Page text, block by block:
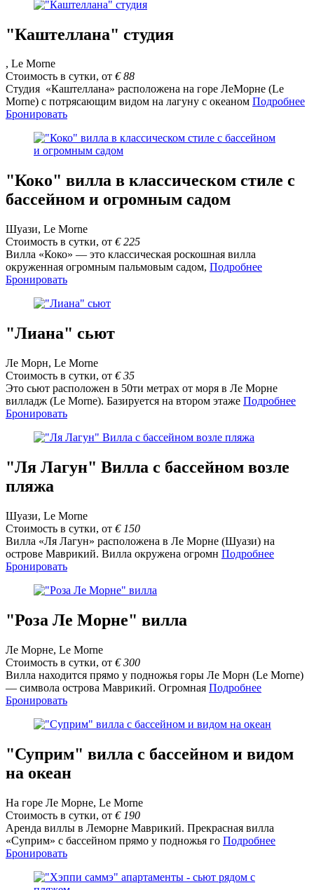
"Каштеллана" студия
, Le Morne
Стоимость в сутки, от € 88
Студия «Каштеллана» расположена на горе ЛеМорне (Le
Morne) с потрясающим видом на лагуну с океаном Подробнее
Бронировать
"Коко" вилла в классическом стиле с
бассейном и огромным садом
Шуази, Le Morne
Стоимость в сутки, от € 225
Вилла «Коко» — это классическая роскошная вилла
окруженная огромным пальмовым садом, Подробнее
Бронировать
"Лиана" сьют
Ле Морн, Le Morne
Стоимость в сутки, от € 35
Это сьют расположен в 50ти метрах от моря в Ле Морне
вилладж (Le Morne). Базируется на втором этаже Подробнее
Бронировать
"Ля Лагун" Вилла с бассейном возле
пляжа
Шуази, Le Morne
Стоимость в сутки, от € 150
Вилла «Ля Лагун» расположена в Ле Морне (Шуази) на
острове Маврикий. Вилла окружена огромн Подробнее
Бронировать
"Роза Ле Морне" вилла
Ле Морне, Le Morne
Стоимость в сутки, от € 300
Вилла находится прямо у подножья горы Ле Морн (Le Morne)
— символа острова Маврикий. Огромная Подробнее
Бронировать
"Суприм" вилла с бассейном и видом
на океан
На горе Ле Морне, Le Morne
Стоимость в сутки, от € 190
Аренда виллы в Леморне Маврикий. Прекрасная вилла
«Суприм» с бассейном прямо у подножья го Подробнее
Бронировать